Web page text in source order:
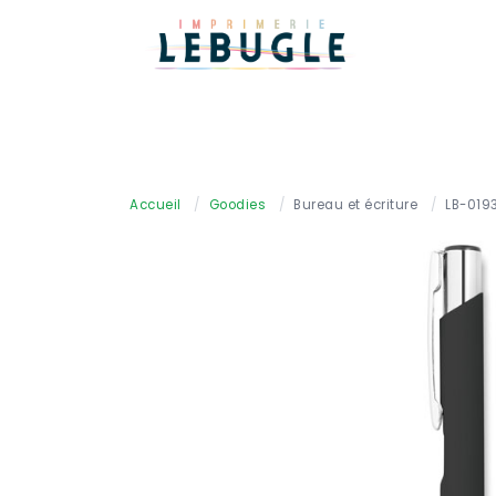
Accueil / Goodies / Bureau et écriture / LB-